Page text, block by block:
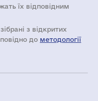
їх відповідним
з відкритих
до методології